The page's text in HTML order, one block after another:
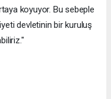
koyuyor. Bu sebeple
devletinin bir kuruluş